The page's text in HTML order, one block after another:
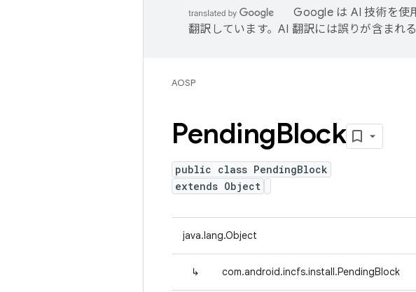
Google は AI 技術を使
翻訳しています。AI 翻訳には誤りが含まれる
AOSP
PendingBlock
public class PendingBlock
extends Object
java.lang.Object
↳ com.android.incfs.install.PendingBlock